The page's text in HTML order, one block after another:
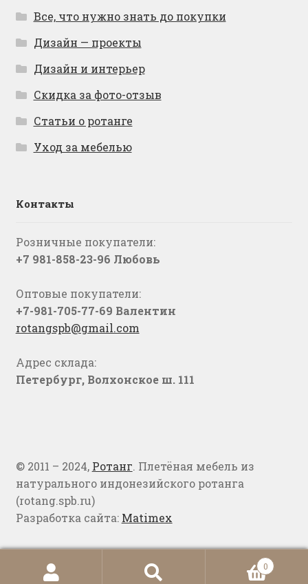
Все, что нужно знать до покупки
Дизайн — проекты
Дизайн и интерьер
Скидка за фото-отзыв
Статьи о ротанге
Уход за мебелью
Контакты
Розничные покупатели:
+7 981-858-23-96 Любовь
Оптовые покупатели:
+7-981-705-77-69 Валентин
rotangspb@gmail.com
Адрес склада:
Петербург, Волхонское ш. 111
© 2011 – 2024, Ротанг. Плетёная мебель из
натурального индонезийского ротанга
(rotang.spb.ru)
Разработка сайта: Matimex
Искать:
0